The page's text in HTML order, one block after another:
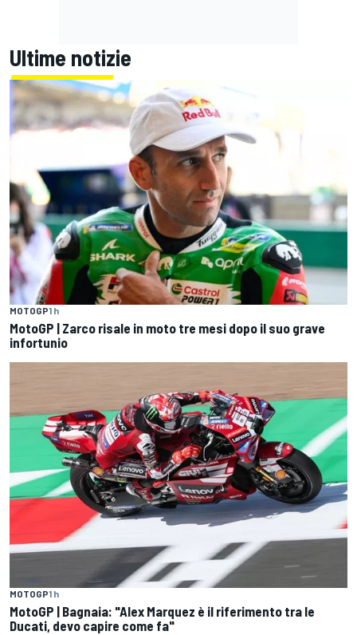
Ultime notizie
MOTOGP1 h
MotoGP | Zarco risale in moto tre mesi dopo il suo grave
infortunio
MOTOGP1 h
MotoGP | Bagnaia: "Alex Marquez è il riferimento tra le
Ducati, devo capire come fa"